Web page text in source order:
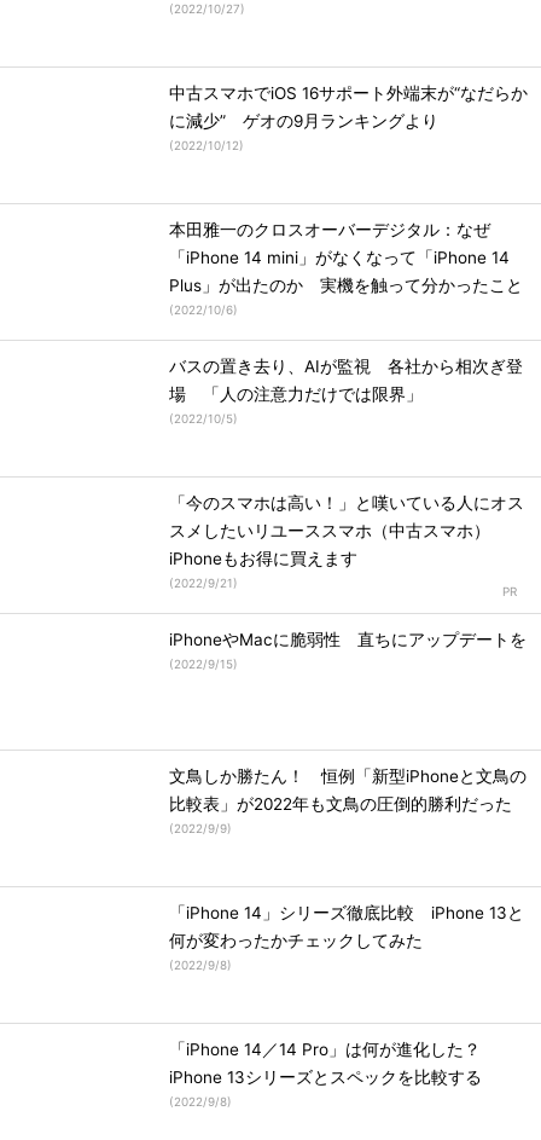
(2022/10/27)
中古スマホでiOS 16サポート外端末が“なだらか
に減少” ゲオの9月ランキングより
(2022/10/12)
本田雅一のクロスオーバーデジタル：なぜ
「iPhone 14 mini」がなくなって「iPhone 14
Plus」が出たのか 実機を触って分かったこと
(2022/10/6)
バスの置き去り、AIが監視 各社から相次ぎ登
場 「人の注意力だけでは限界」
(2022/10/5)
「今のスマホは高い！」と嘆いている人にオス
スメしたいリユーススマホ（中古スマホ）
iPhoneもお得に買えます
(2022/9/21)
iPhoneやMacに脆弱性 直ちにアップデートを
(2022/9/15)
文鳥しか勝たん！ 恒例「新型iPhoneと文鳥の
比較表」が2022年も文鳥の圧倒的勝利だった
(2022/9/9)
「iPhone 14」シリーズ徹底比較 iPhone 13と
何が変わったかチェックしてみた
(2022/9/8)
「iPhone 14／14 Pro」は何が進化した？
iPhone 13シリーズとスペックを比較する
(2022/9/8)